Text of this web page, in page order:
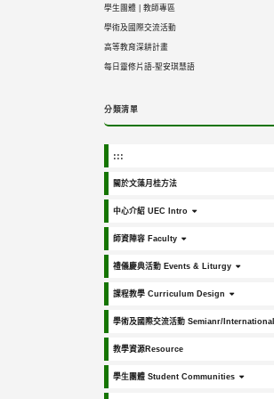
學生團體 教師專區
學術及國際交流活動
高等教育深耕計畫
每日靈修片語-聖安琪慧語
分類清單
:::
關於文藻月桂方法
中心介紹 UEC Intro
師資陣容 Faculty
禮儀慶典活動 Events & Liturgy
課程教學 Curriculum Design
學術及國際交流活動 Semianr/
教學資源Resource
學生團體 Student Communities